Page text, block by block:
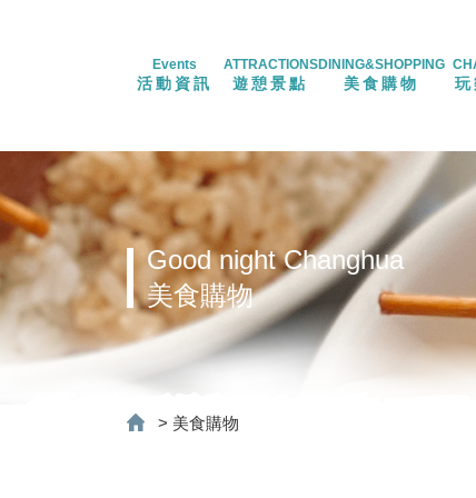
Events
活動資訊
ATTRACTIONS
遊憩景點
DINING&SHOPPING
美食購物
Good night Changhua
美食購物
> 美食購物